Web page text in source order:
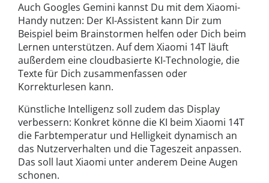
Auch Googles Gemini kannst Du mit dem Xiaomi-
Handy nutzen: Der KI-Assistent kann Dir zum
Beispiel beim Brainstormen helfen oder Dich beim
Lernen unterstützen. Auf dem Xiaomi 14T läuft
außerdem eine cloudbasierte KI-Technologie, die
Texte für Dich zusammenfassen oder
Korrekturlesen kann.
Künstliche Intelligenz soll zudem das Display
verbessern: Konkret könne die KI beim Xiaomi 14T
die Farbtemperatur und Helligkeit dynamisch an
das Nutzerverhalten und die Tageszeit anpassen.
Das soll laut Xiaomi unter anderem Deine Augen
schonen.